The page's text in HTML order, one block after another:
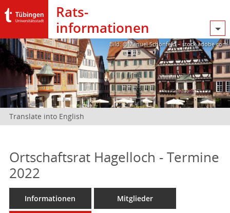
Rats­
informationen
Bild: @Manuel Schönfeld – stock.adobe.com
Translate into English
Ortschaftsrat Hagelloch - Termine
2022
Informationen Mitglieder